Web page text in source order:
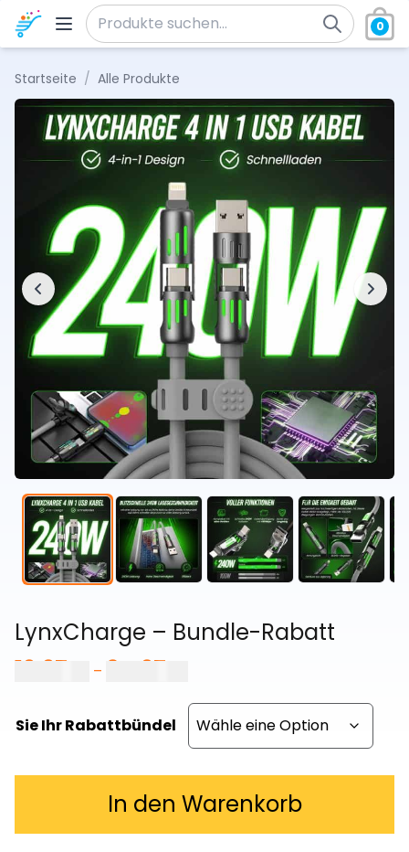
Zum Inhalt springen
Suche nach:
0
Startseite / Alle Produkte
LynxCharge – Bundle-Rabatt
19,97
– 64,97
bis
64,97 €
Sie Ihr Rabattbündel
In den Warenkorb